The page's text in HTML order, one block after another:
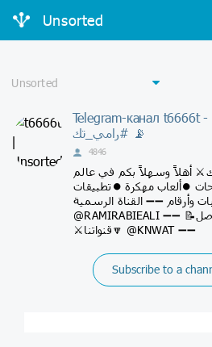
Unsorted
Telegram-канал t6666t - عالم الأندرويد |
#رامي_تك 📡
4846
أهلاً وسهلاً بكم في عالم
⏺ألعاب مهكرة ⏺تطبيقات
➖➖ القناة الرسمية👇🏻
@RAMIRABIEALI ➖➖ 📝للتواصل🔽 @teqnye1 ➖➖
⚔️قنواتنا🔽 @KNWAT ➖➖
Subscribe to a